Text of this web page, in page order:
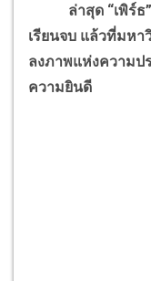
ล่าสุด “เพิร์ธ”
เรียนจบ แล้วที่มหา
ลงภาพแห่งความป
ความยินดี